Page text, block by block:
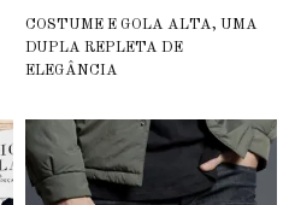
COSTUME E GOLA ALTA, UMA
DUPLA REPLETA DE
ELEGÂNCIA